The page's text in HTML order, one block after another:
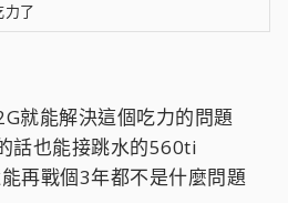
力了
就能解決這個吃力的問題
話也能接跳水的560ti
再戰個3年都不是什麼問題